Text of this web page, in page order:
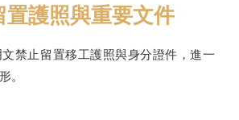
護照與重要文件
禁止留置移工護照與身分證件，進一
。